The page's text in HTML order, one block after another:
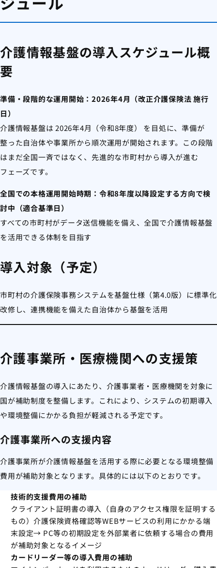
介護情報基盤の導入スケジュール概
要
準備・段階的な運用開始：2026年4月（改正介護保険法 施行
日）
介護情報基盤は 2026年4月（令和8年度） を目処に、準備が
整った自治体や事業所から順次運用が開始されます。この段階
はまだ全国一斉ではなく、先進的な市町村から導入が進む
フェーズです。
全国での本格運用開始時期：令和8年度以降設定する方向で検
討中（適合基準日）
すべての市町村がデータ送信機能を備え、全国で介護情報基盤
を活用できる体制を目指す
導入対象（予定）
市町村の介護保険事務システムを基盤仕様（第4.0版）に標準化
改修し、連携機能を備えた自治体から基盤を活用
介護事業所・医療機関への支援策
介護情報基盤の導入にあたり、介護事業者・医療機関を対象に
国が補助制度を整備します。これにより、システムの初期導入
や環境整備にかかる負担が軽減される予定です。
介護事業所への支援内容
介護事業所が介護情報基盤を活用する際に必要となる環境整備
費用が補助対象となります。具体的には以下のとおりです。
技術的支援費用の補助
クライアント証明書の導入（自身のアクセス権限を証明する
もの）介護保険資格確認等WEBサービスの利用にかかる端
末設定→ PC等の初期設定を外部業者に依頼する場合の費用
が補助対象となるイメージ
カードリーダー等の導入費用の補助